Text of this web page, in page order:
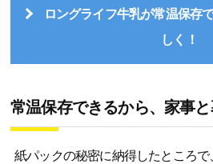
ロングライフ牛乳が常温保存
しく！
常温保存できるから、家事と
紙パックの秘密に納得したところ